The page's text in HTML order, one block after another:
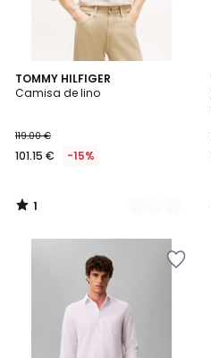
TOMMY HILFIGER
Camisa de lino
119.00 €
101.15 € -15%
1
/
4
Colores
1
/